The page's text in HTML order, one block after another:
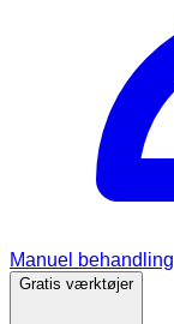
Manuel behandling
Gratis værktøjer